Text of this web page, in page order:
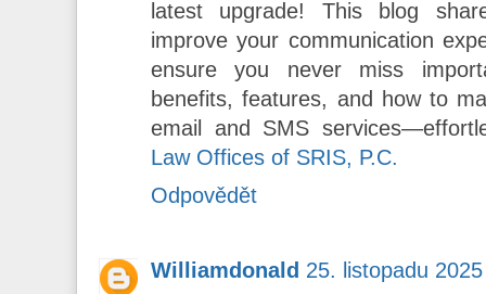
latest upgrade! This blog
improve your communication
ensure you never miss
benefits, features, and how to
email and SMS
Law Offices of SRIS, P.C.
Odpovědět
Williamdonald 25. listopadu